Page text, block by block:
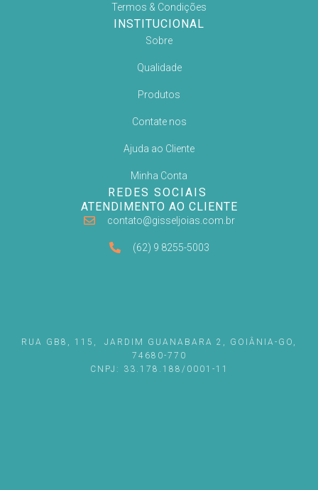
Termos & Condições
INSTITUCIONAL
Sobre
Qualidade
Produtos
Contate nos
Ajuda ao Cliente
Minha Conta
REDES SOCIAIS
ATENDIMENTO AO CLIENTE
contato@gisseljoias.com.br
(62) 9 8255-5003
RUA GB8, 115, JARDIM GUANABARA 2, GOIÂNIA-GO,
74680-770
CNPJ: 33.178.188/0001-11